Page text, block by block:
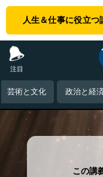
人生＆仕事に役立つ
注目
芸術と文化 政治と経済
この講